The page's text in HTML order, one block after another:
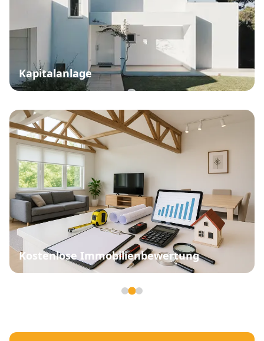
Kapitalanlage
Kostenlose Immobilienbewertung